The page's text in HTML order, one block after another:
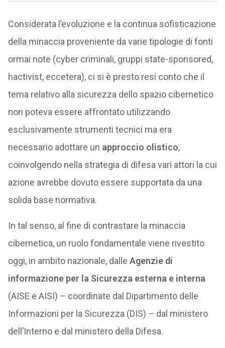
Considerata l’evoluzione e la continua sofisticazione
della minaccia proveniente da varie tipologie di fonti
ormai note (cyber criminali, gruppi state-sponsored,
hactivist, eccetera), ci si è presto resi conto che il
tema relativo alla sicurezza dello spazio cibernetico
non poteva essere affrontato utilizzando
esclusivamente strumenti tecnici ma era
necessario adottare un approccio olistico,
coinvolgendo nella strategia di difesa vari attori la cui
azione avrebbe dovuto essere supportata da una
solida base normativa.
In tal senso, al fine di contrastare la minaccia
cibernetica, un ruolo fondamentale viene rivestito
oggi, in ambito nazionale, dalle Agenzie di
informazione per la Sicurezza esterna e interna
(AISE e AISI) – coordinate dal Dipartimento delle
Informazioni per la Sicurezza (DIS) – dal ministero
dell’Interno e dal ministero della Difesa.